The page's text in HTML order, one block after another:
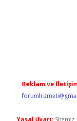
Reklam ve
Yasal Uyarı: